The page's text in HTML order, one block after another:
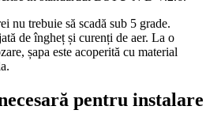
nu trebuie să scadă sub 5 grade.
de îngheț și curenți de aer. La o
șapa este acoperită cu material
pentru instalare